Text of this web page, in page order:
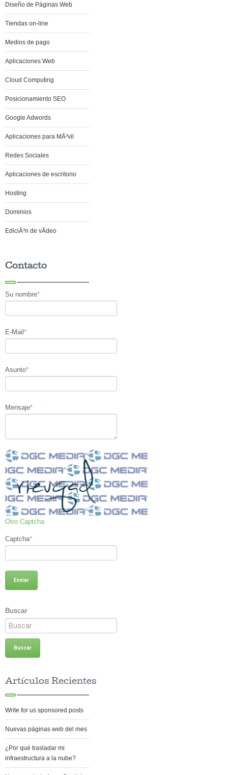
Diseño de Páginas Web
Tiendas on-line
Medios de pago
Aplicaciones Web
Cloud Computing
Posicionamiento SEO
Google Adwords
Aplicaciones para MÃ³vil
Redes Sociales
Aplicaciones de escritorio
Hosting
Dominios
EdiciÃ³n de vÃ­deo
Contacto
Su nombre*
E-Mail *
Asunto*
Mensaje*
Otro Captcha
Captcha*
Buscar
Artículos Recientes
Write for us sponsored posts
Nuevas páginas web del mes
¿Por qué trasladar mi
infraestructura a la nube?